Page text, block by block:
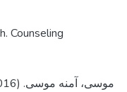
Counseling